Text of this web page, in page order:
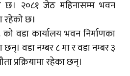
छ। २०८१ जेठ महिनासम्म भवन
रहेको छ।
वडा कार्यालय भवन निर्माणका
छन्। वडा नम्बर ८ मा र वडा नम्बर ३
प्रक्रियामा रहेका छन्।